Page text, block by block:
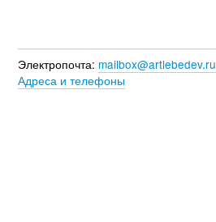
Электропочта: mailbox@artlebedev.ru
Адреса и телефоны